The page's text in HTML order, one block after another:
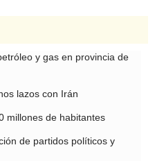
y gas en provincia de
lazos con Irán
millones de habitantes
de partidos políticos y